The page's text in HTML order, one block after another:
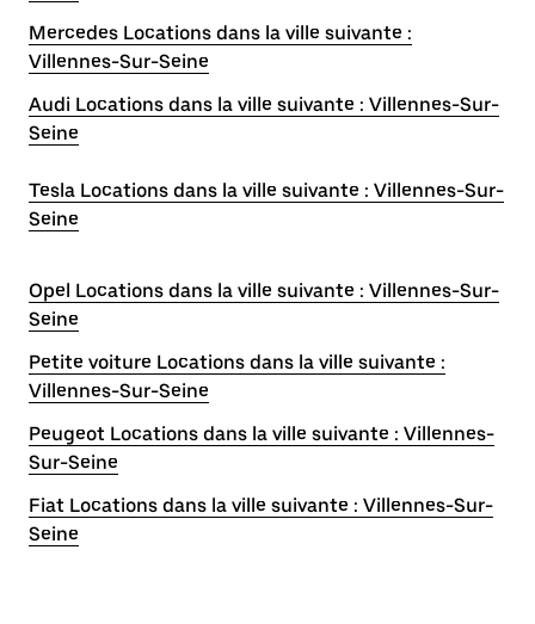
Mercedes Locations dans la ville suivante :
Villennes-Sur-Seine
Audi Locations dans la ville suivante : Villennes-Sur-
Seine
Tesla Locations dans la ville suivante : Villennes-Sur-
Seine
Opel Locations dans la ville suivante : Villennes-Sur-
Seine
Petite voiture Locations dans la ville suivante :
Villennes-Sur-Seine
Peugeot Locations dans la ville suivante : Villennes-
Sur-Seine
Fiat Locations dans la ville suivante : Villennes-Sur-
Seine